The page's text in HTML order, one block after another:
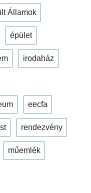
Államok
épület
irodaház
eecfa
rendezvény
műemlék